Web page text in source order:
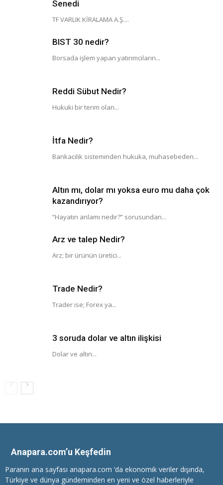
Senedi
TF VARLIK KİRALAMA A.Ş....
BIST 30 nedir?
Borsada işlem yapan yatırımcıların...
Reddi Sübut Nedir?
Hukuki bir terim olan...
İtfa Nedir?
Bankacılık sisteminden hukuka, muhasebeden...
Altın mı, dolar mı yoksa euro mu daha çok
kazandırıyor?
“Hayatın anlamı nedir?” sorusundan...
Arz ve talep Nedir?
Arz; bir ürünün üretici...
Trade Nedir?
Trader ise; Forex ya...
3 soruda dolar ve altın ilişkisi
Dolar ve altın...
Anapara.com’u Keşfedin
Paranın ana sayfası anapara.com ’da ekonomik veriler dışında,
Türkiye ve dünya gündeminden en yeni ve özel haberleriyle